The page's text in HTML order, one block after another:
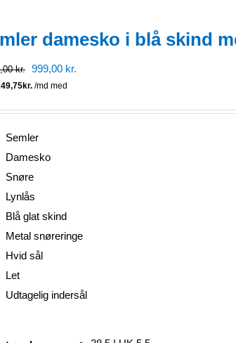
damesko i blå skind
kr. Den
oprindelige
pris
999,00 kr.
pris
Semler
Damesko
Snøre
Lynlås
Blå glat skind
Metal snøreringe
Hvid sål
Let
Udtagelig indersål